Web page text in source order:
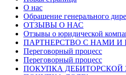
О нас
Обращение генерального
ОТЗЫВЫ О НАС
Отзывы о юридической
ПАРТНЕРСТВО С НАМИ И
Переговорный процесс
Переговорный процесс
ПОКУПКА